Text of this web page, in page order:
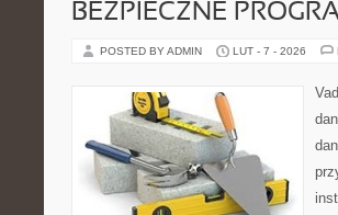
BEZPIECZNE
POSTED BY ADMIN LUT - 7 - 2026